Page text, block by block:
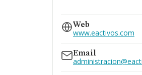
Web
www.eactivos.com
Email